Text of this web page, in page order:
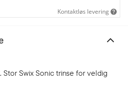
Kontaktløs levering
Stor Swix Sonic trinse for veldig